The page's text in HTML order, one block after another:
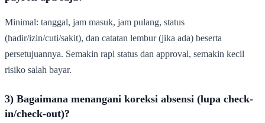
Minimal: tanggal, jam masuk, jam pulang, status
(hadir/izin/cuti/sakit), dan catatan lembur (jika ada) beserta
persetujuannya. Semakin rapi status dan approval, semakin kecil
risiko salah bayar.
3) Bagaimana menangani koreksi absensi (lupa check-
in/check-out)?